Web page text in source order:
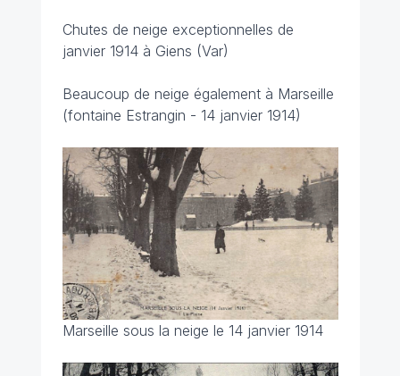
Chutes de neige exceptionnelles de
janvier 1914 à Giens (Var)
Beaucoup de neige également à Marseille
(fontaine Estrangin - 14 janvier 1914)
Marseille sous la neige le 14 janvier 1914